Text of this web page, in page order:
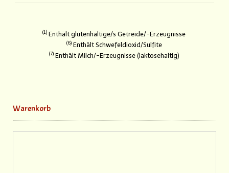
1 Enthält glutenhaltige/s Getreide/-Erzeugnisse
6 Enthält Schwefeldioxid/Sulfite
7 Enthält Milch/-Erzeugnisse (laktosehaltig)
Warenkorb